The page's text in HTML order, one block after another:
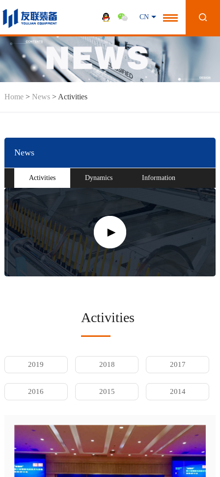
CN
Home> News> Activities
News
Activities Dynamics Information
Activities
2019 2018 2017
2016 2015 2014